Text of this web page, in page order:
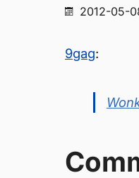
2012-05-
9gag: